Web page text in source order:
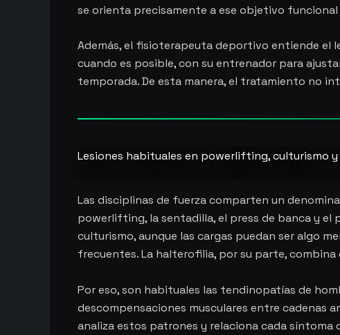
se orienta precisamente a ese objetivo
Además, el fisioterapeuta deportivo entiende el
cuando es posible, con su entrenador para
temporada. De esta manera, el tratamiento no
Lesiones habituales en powerlifting, culturismo
Las disciplinas de fuerza comparten un
powerlifting, la sentadilla, el press de banca y el
culturismo, aunque las cargas puedan ser algo
frecuentes. La halterofilia, por su parte,
Por eso, son habituales las tendinopatías de
descompensaciones musculares entre cadenas
analiza estos patrones y relaciona cada